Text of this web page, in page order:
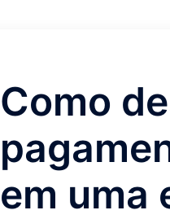
Como
em uma